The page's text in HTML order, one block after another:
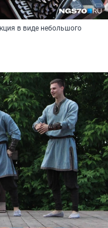
в виде небольшого